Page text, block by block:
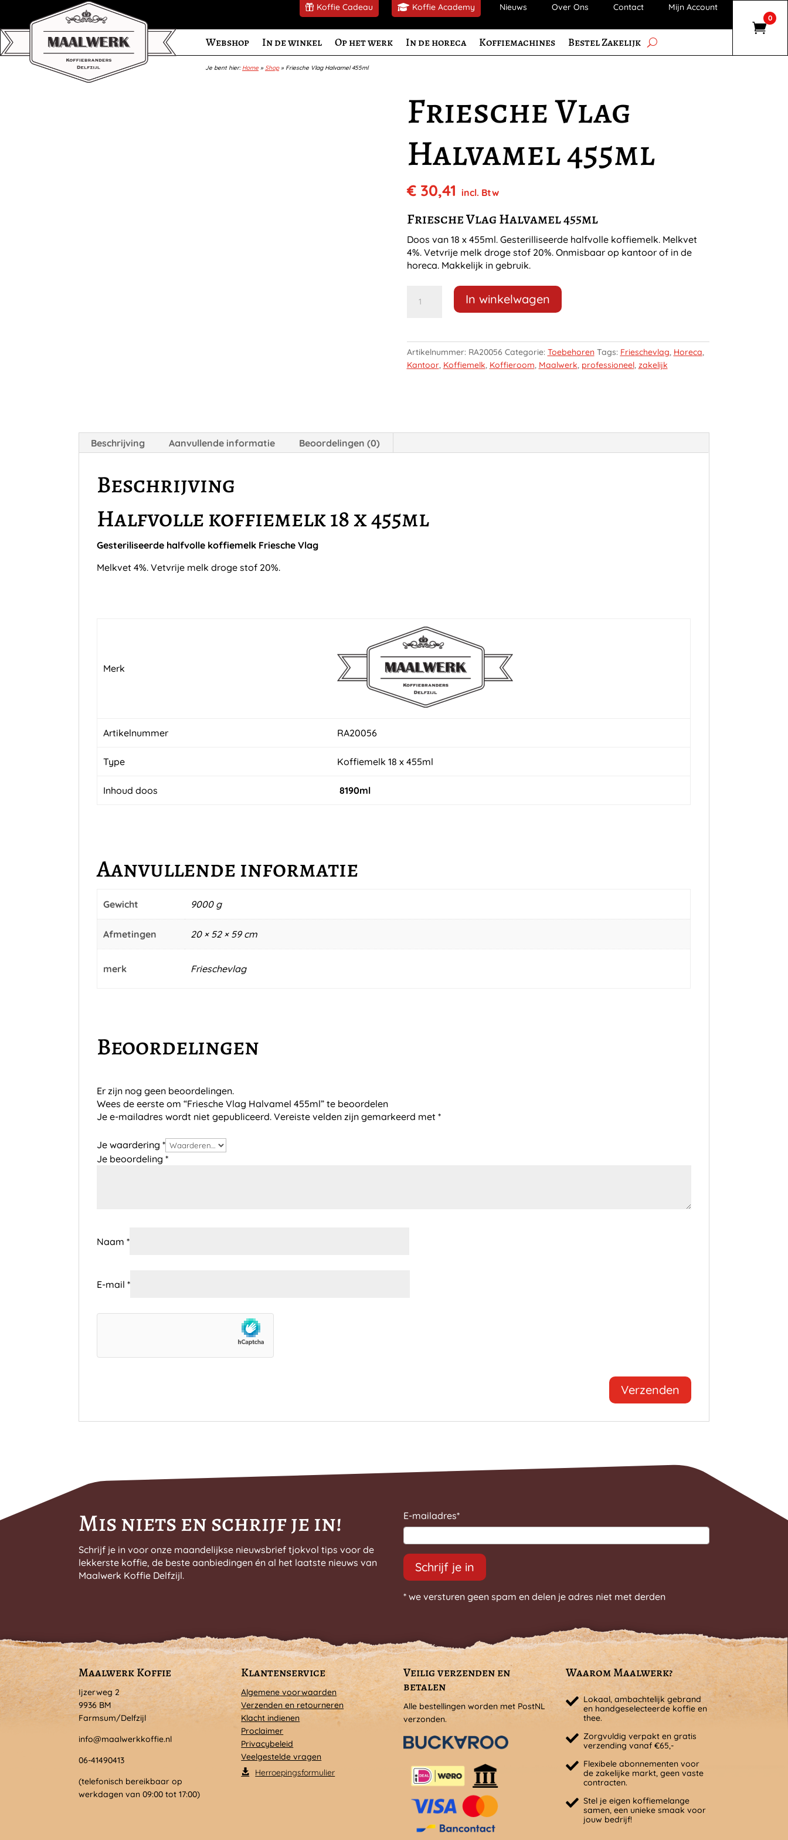
Koffie Cadeau Koffie Academy Nieuws Over Ons Contact Mijn Account
0
Webshop In de winkel Op het werk In de horeca Koffiemachines Bestel Zakelijk
Je bent hier: Home » Shop» Friesche Vlag Halvamel 455ml
Friesche Vlag
Halvamel 455ml
€30,41 incl. Btw
Friesche Vlag Halvamel 455ml
Doos van 18 x 455ml. Gesterilliseerde halfvolle koffiemelk. Melkvet
4%. Vetvrije melk droge stof 20%. Onmisbaar op kantoor of in de
horeca. Makkelijk in gebruik.
Vlag
aantal
In winkelwagen
Artikelnummer: RA20056 Categorie: Toebehoren Tags: Frieschevlag, Horeca,
Kantoor, Koffiemelk, Koffieroom, Maalwerk, professioneel, zakelijk
Beschrijving Aanvullende informatie Beoordelingen (0)
Beschrijving
Halfvolle koffiemelk 18 x 455ml
Gesteriliseerde halfvolle koffiemelk Friesche Vlag
Melkvet 4%. Vetvrije melk droge stof 20%.
Merk
Artikelnummer RA20056
Type Koffiemelk 18 x 455ml
Inhoud doos 8190ml
Aanvullende informatie
Gewicht 9000 g
Afmetingen 20 × 52 × 59 cm
merk Frieschevlag
Beoordelingen
Er zijn nog geen beoordelingen.
Wees de eerste om “Friesche Vlag Halvamel 455ml” te beoordelen
Je e-mailadres wordt niet gepubliceerd. Vereiste velden zijn gemarkeerd met*
Je waardering*
Je beoordeling*
Naam*
E-mail*
Mis niets en schrijf je in!
Schrijf je in voor onze maandelijkse nieuwsbrief tjokvol tips voor de
lekkerste koffie, de beste aanbiedingen én al het laatste nieuws van
Maalwerk Koffie Delfzijl.
E-mailadres*
Schrijf je in
* we versturen geen spam en delen je adres niet met derden
Maalwerk Koffie
Ijzerweg 2
9936 BM
Farmsum/Delfzijl
info@maalwerkkoffie.nl
06-41490413
(telefonisch bereikbaar op
werkdagen van 09:00 tot 17:00)
Klantenservice
Algemene voorwaarden
Verzenden en retourneren
Klacht indienen
Proclaimer
Privacybeleid
Veelgestelde vragen
Herroepingsformulier
Veilig verzenden en
betalen
Alle bestellingen worden met PostNL
verzonden.
Waarom Maalwerk?
Lokaal, ambachtelijk gebrand
en handgeselecteerde koffie en
thee.
Zorgvuldig verpakt en gratis
verzending vanaf €65,-
Flexibele abonnementen voor
de zakelijke markt, geen vaste
contracten.
Stel je eigen koffiemelange
samen, een unieke smaak voor
jouw bedrijf!